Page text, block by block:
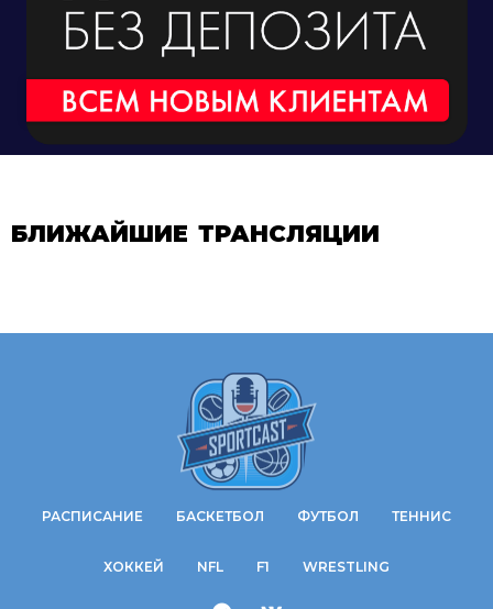
БЛИЖАЙШИЕ ТРАНСЛЯЦИИ
РАСПИСАНИЕ БАСКЕТБОЛ ФУТБОЛ ТЕННИС
ХОККЕЙ NFL F1 WRESTLING